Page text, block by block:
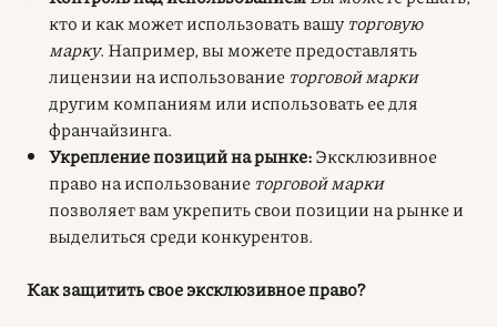
кто и как может использовать вашу торговую
марку. Например, вы можете предоставлять
лицензии на использование торговой марки
другим компаниям или использовать ее для
франчайзинга.
Укрепление позиций на рынке:Эксклюзивное
право на использование торговой марки
позволяет вам укрепить свои позиции на рынке и
выделиться среди конкурентов.
Как защитить свое эксклюзивное право?